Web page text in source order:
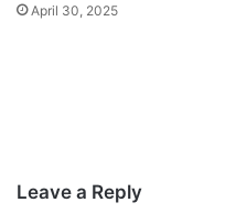
April 30, 2025
Leave a Reply